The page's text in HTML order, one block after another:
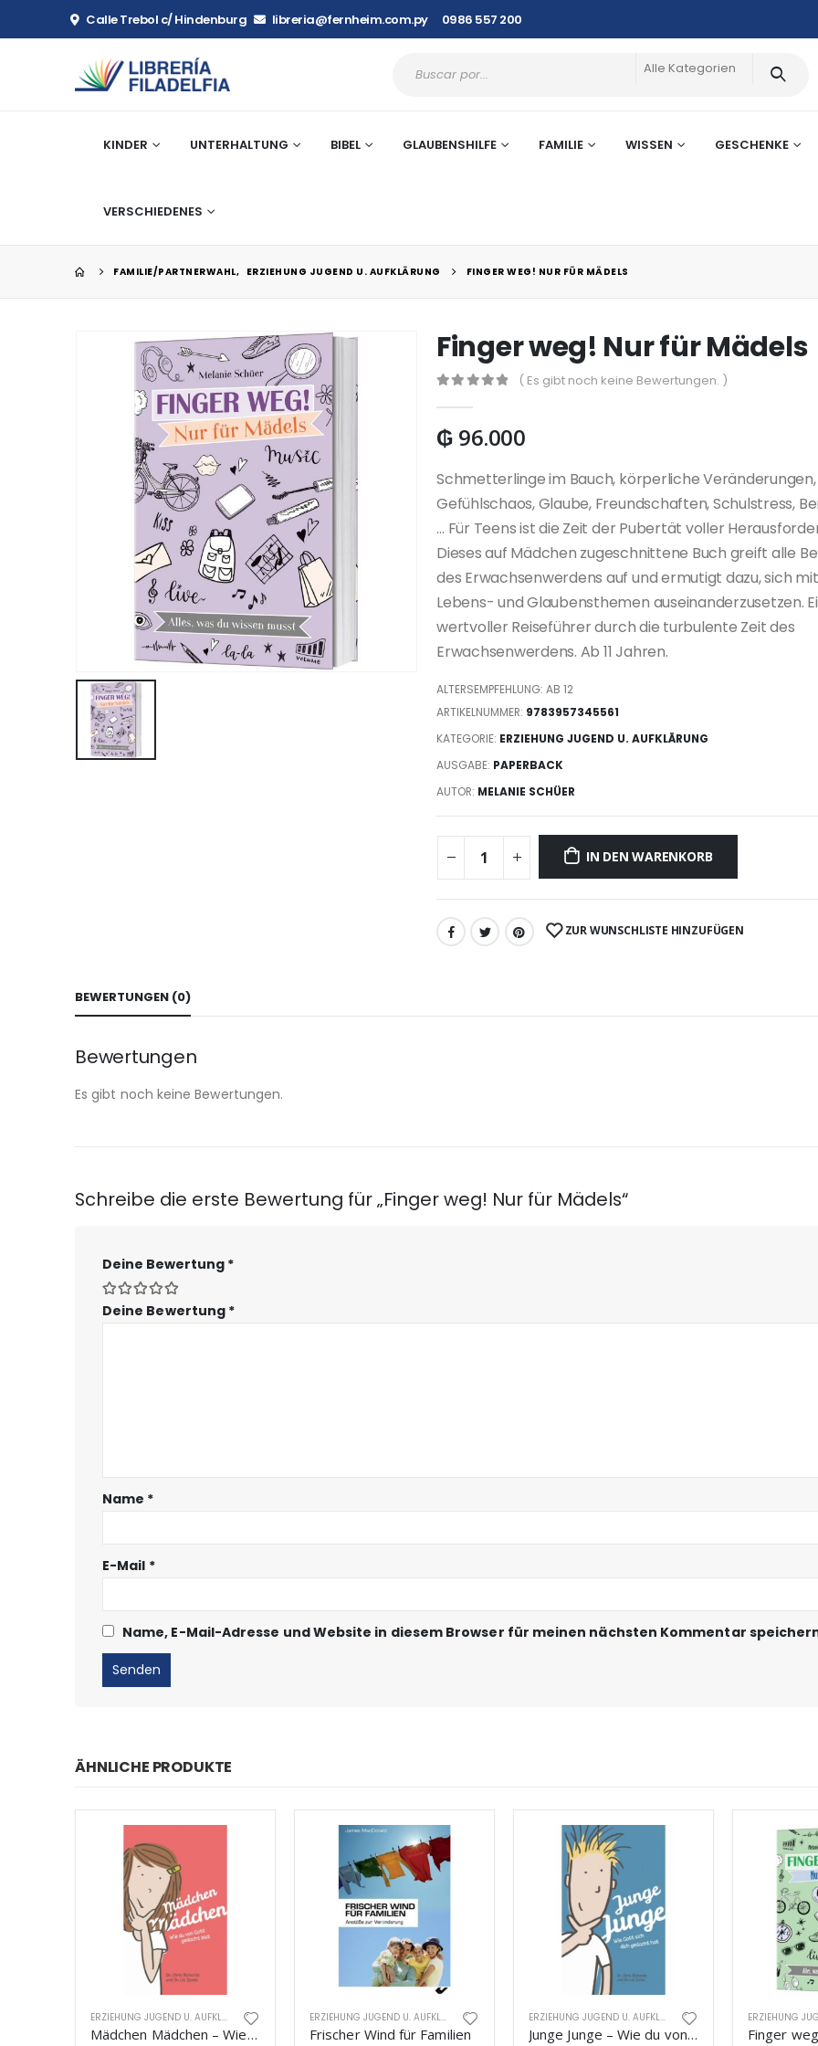
Calle Trebol c/ Hindenburg libreria@fernheim.com.py 0986 557 200
Alle Kategorien
KINDER UNTERHALTUNG BIBEL GLAUBENSHILFE FAMILIE WISSEN GESCHENKE
VERSCHIEDENES
FAMILIE/PARTNERWAHL, ERZIEHUNG JUGEND U. AUFKLÄRUNG FINGER WEG! NUR FÜR MÄDELS
Finger weg! Nur für Mädels
( Es gibt noch keine Bewertungen. )
₲ 96.000
Schmetterlinge im Bauch, körperliche Veränderungen,
Gefühlschaos, Glaube, Freundschaften, Schulstress,
… Für Teens ist die Zeit der Pubertät voller
Dieses auf Mädchen zugeschnittene Buch greift alle
des Erwachsenwerdens auf und ermutigt dazu, sich mit
Lebens- und Glaubensthemen auseinanderzusetzen.
wertvoller Reiseführer durch die turbulente Zeit des
Erwachsenwerdens. Ab 11 Jahren.
ALTERSEMPFEHLUNG: AB 12
ARTIKELNUMMER: 9783957345561
KATEGORIE: ERZIEHUNG JUGEND U. AUFKLÄRUNG
AUSGABE: PAPERBACK
AUTOR: MELANIE SCHÜER
IN DEN WARENKORB
ZUR WUNSCHLISTE HINZUFÜGEN
BEWERTUNGEN (0)
Bewertungen
Es gibt noch keine Bewertungen.
Schreibe die erste Bewertung für „Finger weg! Nur für Mädels“
Deine Bewertung *
Deine Bewertung *
Name *
E-Mail *
Name, E-Mail-Adresse und Website in diesem Browser für meinen nächsten Kommentar
ÄHNLICHE PRODUKTE
ERZIEHUNG JUGEND U. AUFKLÄRUNG
Mädchen Mädchen – Wie du von Gott gedacht bist
ERZIEHUNG JUGEND U. AUFKLÄRUNG
Frischer Wind für Familien
ERZIEHUNG JUGEND U. AUFKLÄRUNG
Junge Junge – Wie du von Gott gedacht bist Finger